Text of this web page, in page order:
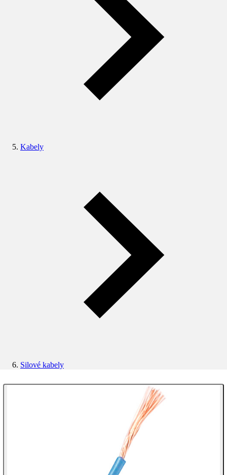
Kabely
Silové kabely